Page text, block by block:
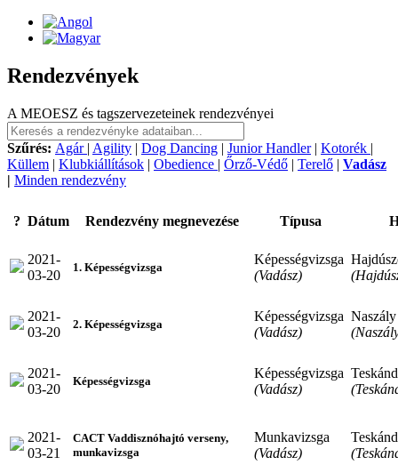
Rendezvények
A MEOESZ és tagszervezeteinek rendezvényei
Szűrés: Agár | Agility | Dog Dancing | Junior Handler| Kotorék |
Küllem | Klubkiállítások | Obedience | Őrző-Védő | Terelő | Vadász
| Minden rendezvény
? Dátum Rendezvény megnevezése Típusa
2021-
03-20
1. Képességvizsga
Képességvizsga
(Vadász)
2021-
03-20
2. Képességvizsga
Képességvizsga
(Vadász)
Naszály
2021-
03-20
Képességvizsga
Képességvizsga
(Vadász)
Teskánd
2021-
03-21
CACT Vaddisznóhajtó verseny,
munkavizsga
Munkavizsga
(Vadász)
Teskánd